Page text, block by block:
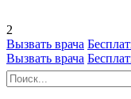
2
Вызвать врача
Вызвать врача